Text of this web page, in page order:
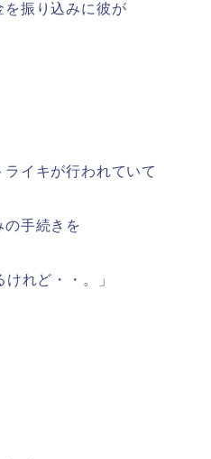
を振り込みに彼が
イキが行われていて
の手続きを
れど・・。」